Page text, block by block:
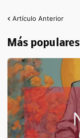
Artículo Anterior
Más populares